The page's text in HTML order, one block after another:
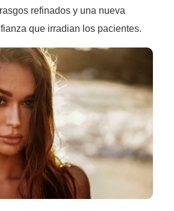
refinados y una nueva
que irradian los pacientes.